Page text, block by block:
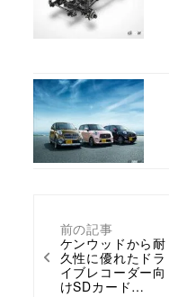
前の記事
ケンウッドから耐
久性に優れたドラ
イブレコーダー向
けSDカード…